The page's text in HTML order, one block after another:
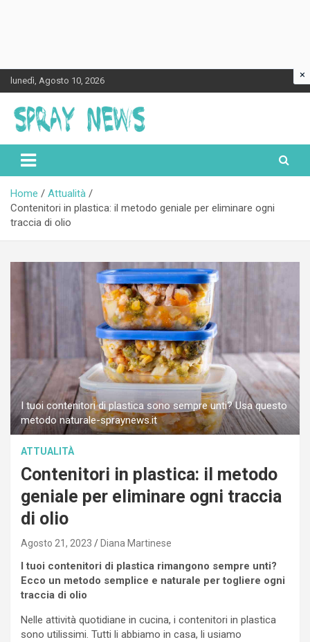
Skip
to
content
lunedì, Agosto 10, 2026
Spraynews.it
Home
Attualità
Contenitori in plastica: il metodo geniale per eliminare ogni
traccia di olio
I tuoi contenitori di plastica sono sempre unti? Usa questo
metodo naturale-spraynews.it
ATTUALITÀ
Contenitori in plastica: il metodo
geniale per eliminare ogni traccia
di olio
Agosto 21, 2023 Diana Martinese
I tuoi contenitori di plastica rimangono sempre unti?
Ecco un metodo semplice e naturale per togliere ogni
traccia di olio
Nelle attività quotidiane in cucina, i contenitori in plastica
sono utilissimi. Tutti li abbiamo in casa, li usiamo
×